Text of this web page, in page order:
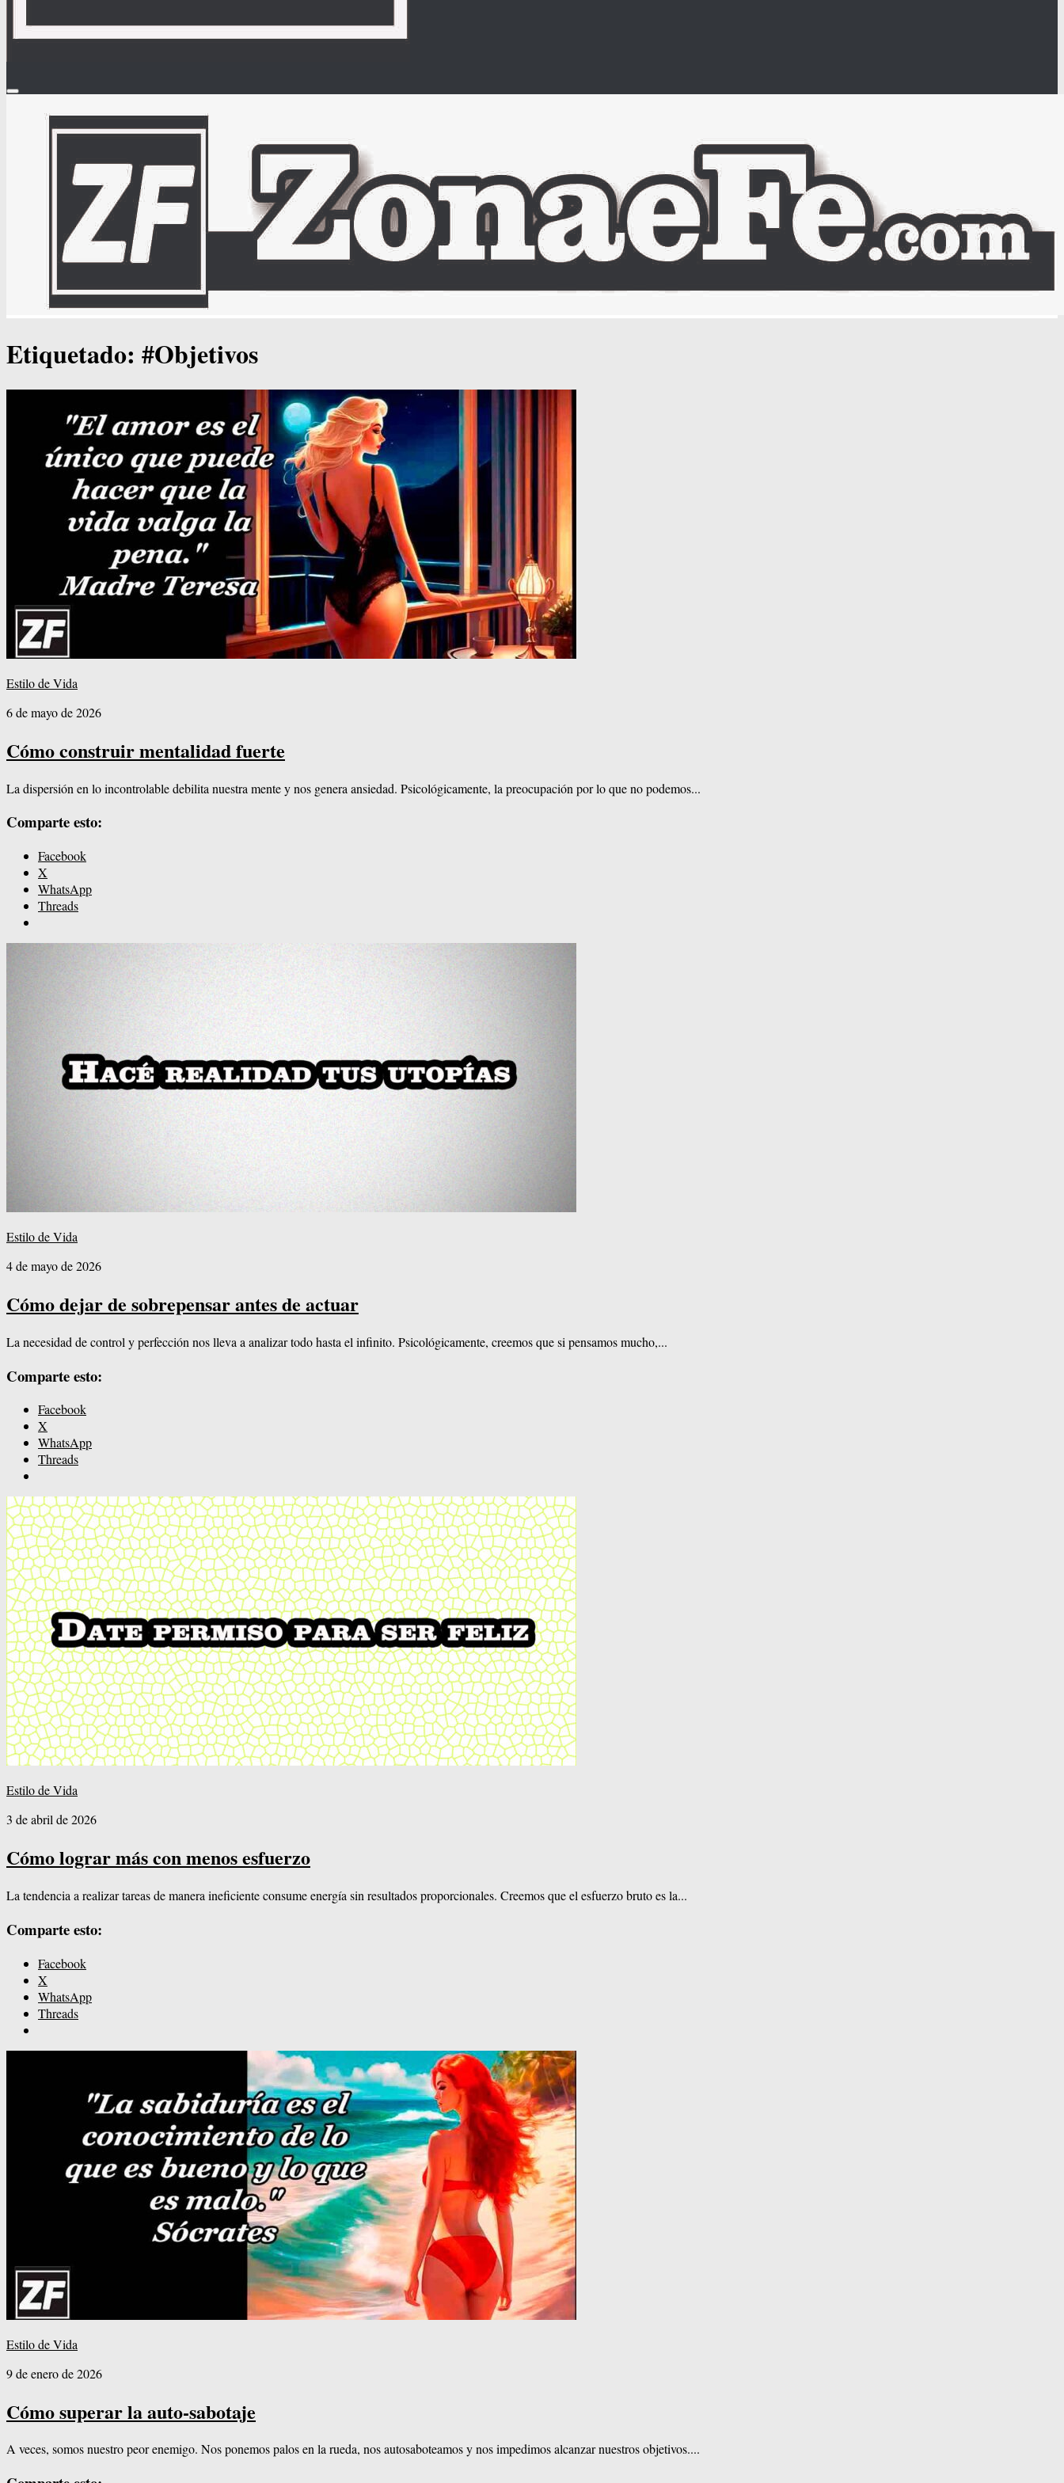
Etiquetado: #Objetivos
Estilo de Vida
6 de mayo de 2026
Cómo construir mentalidad fuerte
La dispersión en lo incontrolable debilita nuestra mente y nos genera ansiedad. Psicológicamente, la preocupación por lo que no podemos...
Comparte esto:
Facebook
X
WhatsApp
Threads
Estilo de Vida
4 de mayo de 2026
Cómo dejar de sobrepensar antes de actuar
La necesidad de control y perfección nos lleva a analizar todo hasta el infinito. Psicológicamente, creemos que si pensamos mucho,...
Comparte esto:
Facebook
X
WhatsApp
Threads
Estilo de Vida
3 de abril de 2026
Cómo lograr más con menos esfuerzo
La tendencia a realizar tareas de manera ineficiente consume energía sin resultados proporcionales. Creemos que el esfuerzo bruto es la...
Comparte esto:
Facebook
X
WhatsApp
Threads
Estilo de Vida
9 de enero de 2026
Cómo superar la auto-sabotaje
A veces, somos nuestro peor enemigo. Nos ponemos palos en la rueda, nos autosaboteamos y nos impedimos alcanzar nuestros objetivos....